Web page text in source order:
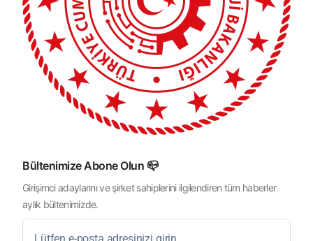
Bültenimize Abone Olun 📪
Girişimci adaylarını ve şirket sahiplerini ilgilendiren tüm haberler
aylık bültenimizde.